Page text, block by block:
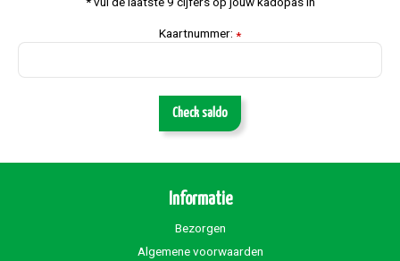
Kaartnummer: *
Check saldo
Informatie
Bezorgen
Algemene voorwaarden